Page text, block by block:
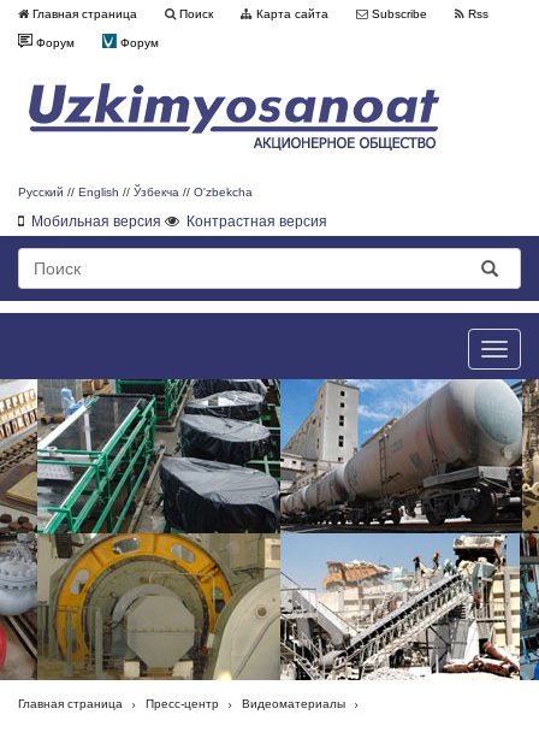
Главная страница Поиск Карта сайта Subscribe Rss
Форум Форум
Русский // English // Ўзбекча // O'zbekcha
Мобильная версия Контрастная версия
Toggle
Главная страница Пресс-центр Видеоматериалы